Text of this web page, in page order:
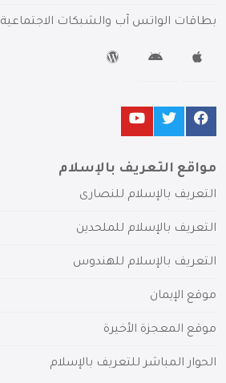
بطاقات الواتس آب والشبكات الاجتماعية
مواقع التعريف بالإسلام
التعريف بالإسلام للنصارى
التعريف بالإسلام للملحدين
التعريف بالإسلام للهندوس
موقع الإيمان
موقع المعجزة الأخيرة
الحوار المباشر للتعريف بالإسلام